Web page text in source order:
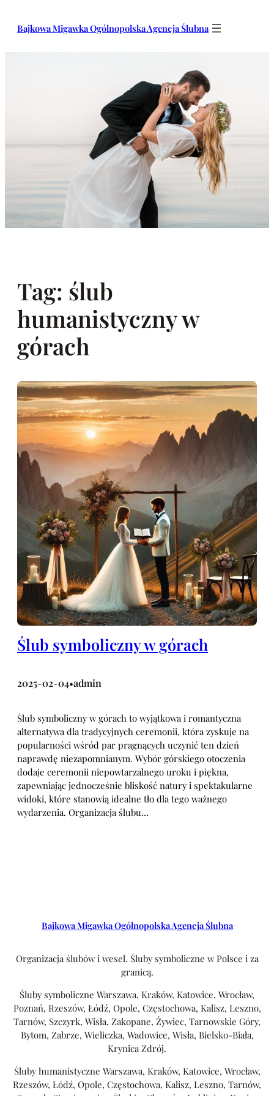
Bajkowa Migawka Ogólnopolska Agencja Ślubna
Tag: ślub
humanistyczny w
górach
Ślub symboliczny w górach
2025-02-04•admin
Ślub symboliczny w górach to wyjątkowa i romantyczna
alternatywa dla tradycyjnych ceremonii, która zyskuje na
popularności wśród par pragnących uczynić ten dzień
naprawdę niezapomnianym. Wybór górskiego otoczenia
dodaje ceremonii niepowtarzalnego uroku i piękna,
zapewniając jednocześnie bliskość natury i spektakularne
widoki, które stanowią idealne tło dla tego ważnego
wydarzenia. Organizacja ślubu…
Bajkowa Migawka Ogólnopolska Agencja Ślubna
Organizacja ślubów i wesel. Śluby symboliczne w Polsce i za
granicą.
Śluby symboliczne Warszawa, Kraków, Katowice, Wrocław,
Poznań, Rzeszów, Łódź, Opole, Częstochowa, Kalisz, Leszno,
Tarnów, Szczyrk, Wisła, Zakopane, Żywiec, Tarnowskie Góry,
Bytom, Zabrze, Wieliczka, Wadowice, Wisła, Bielsko-Biała,
Krynica Zdrój.
Śluby humanistyczne Warszawa, Kraków, Katowice, Wrocław,
Rzeszów, Łódź, Opole, Częstochowa, Kalisz, Leszno, Tarnów,